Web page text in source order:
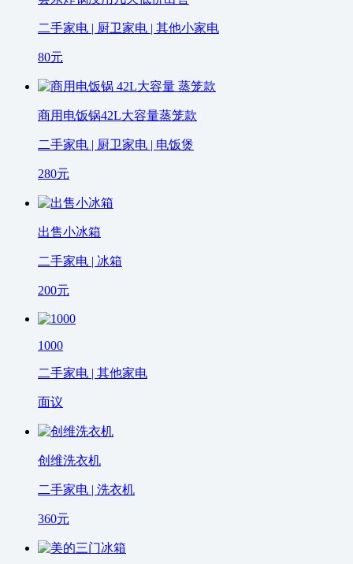
二手家电 | 厨卫家电 | 其他小家电
80元
商用电饭锅42L大容量蒸笼款
二手家电 | 厨卫家电 | 电饭煲
280元
出售小冰箱
二手家电 | 冰箱
200元
1000
二手家电 | 其他家电
面议
创维洗衣机
二手家电 | 洗衣机
360元